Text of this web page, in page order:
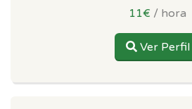
11€ / hora
Ver Perfil